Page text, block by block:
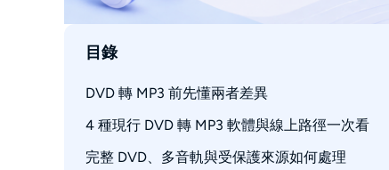
目錄
DVD 轉 MP3 前先懂兩者差異
哪些光碟內容適合轉成 MP3
實體 DVD 與 VOB 檔的差別
4 種現行 DVD 轉 MP3 軟體與線上路徑一次看
完整 DVD、多音軌與受保護來源如何處理